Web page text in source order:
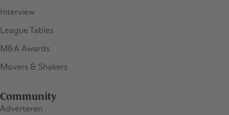
Interview
League Tables
M&A Awards
Movers & Shakers
Community
Adverteren